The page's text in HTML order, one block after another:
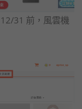
31 前，風雲機